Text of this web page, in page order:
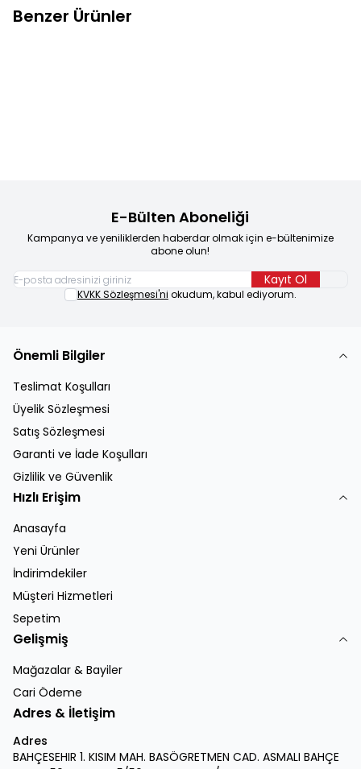
Benzer Ürünler
E-Bülten Aboneliği
Kampanya ve yeniliklerden haberdar olmak için e-bültenimize
abone olun!
Kayıt Ol
KVKK Sözleşmesi'ni okudum, kabul ediyorum.
Önemli Bilgiler
Teslimat Koşulları
Üyelik Sözleşmesi
Satış Sözleşmesi
Garanti ve İade Koşulları
Gizlilik ve Güvenlik
Hızlı Erişim
Anasayfa
Yeni Ürünler
İndirimdekiler
Müşteri Hizmetleri
Sepetim
Gelişmiş
Mağazalar & Bayiler
Cari Ödeme
Adres & İletişim
Adres
BAHÇESEHIR 1. KISIM MAH. BASÖGRETMEN CAD. ASMALI BAHÇE